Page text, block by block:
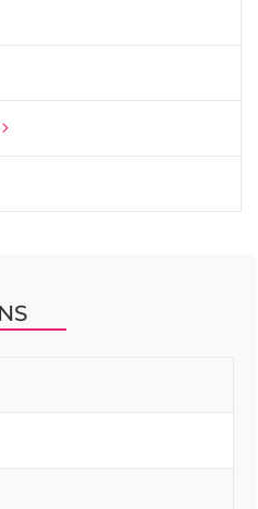
van een zinklegering
Plaats de knop op
van verschillende